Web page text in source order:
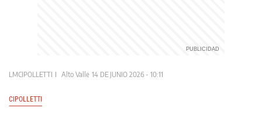
LMCIPOLLETTI Alto Valle 14 DE JUNIO 2026 - 10:11
CIPOLLETTI